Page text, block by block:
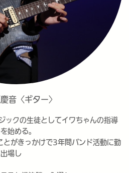
音〈ギター〉
ックの生徒としてイワちゃんの指導
始める。
がきっかけで3年間バンド活動に勤
場し